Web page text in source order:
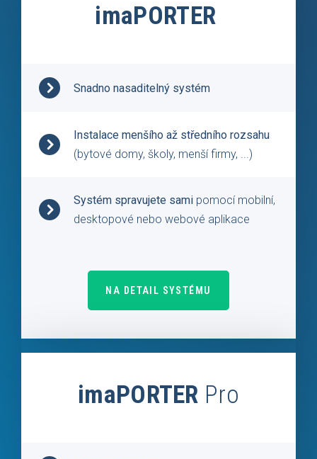
imaPORTER
Snadno nasaditelný systém
Instalace menšího až středního rozsahu
(bytové domy, školy, menší firmy, ...)
Systém spravujete samipomocí mobilní,
desktopové nebo webové aplikace
NA DETAIL SYSTÉMU
imaPORTER Pro